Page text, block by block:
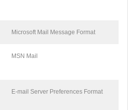
Microsoft Mail Message Format
MSN Mail
E-mail Server Preferences Format